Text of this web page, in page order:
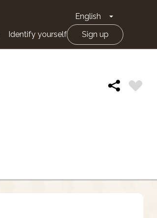
English Toggle
Identify yourself Sign up